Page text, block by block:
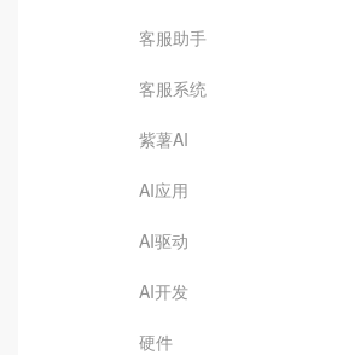
客服助手
客服系统
紫薯AI
AI应用
AI驱动
AI开发
硬件